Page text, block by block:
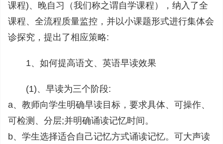
课程)、晚自习（我们称之谓自学课程），纳入了全
课程、全流程质量监控，并以小课题形式进行集体会
诊探究，提出了相应策略:
1、如何提高语文、英语早读效果
(1)、早读为三个阶段:
a、教师向学生明确早读目标，要求具体、可操作、
可检测、分层;并明确诵读记忆时间。
b、学生选择适合自己记忆方式诵读记忆。可大声读